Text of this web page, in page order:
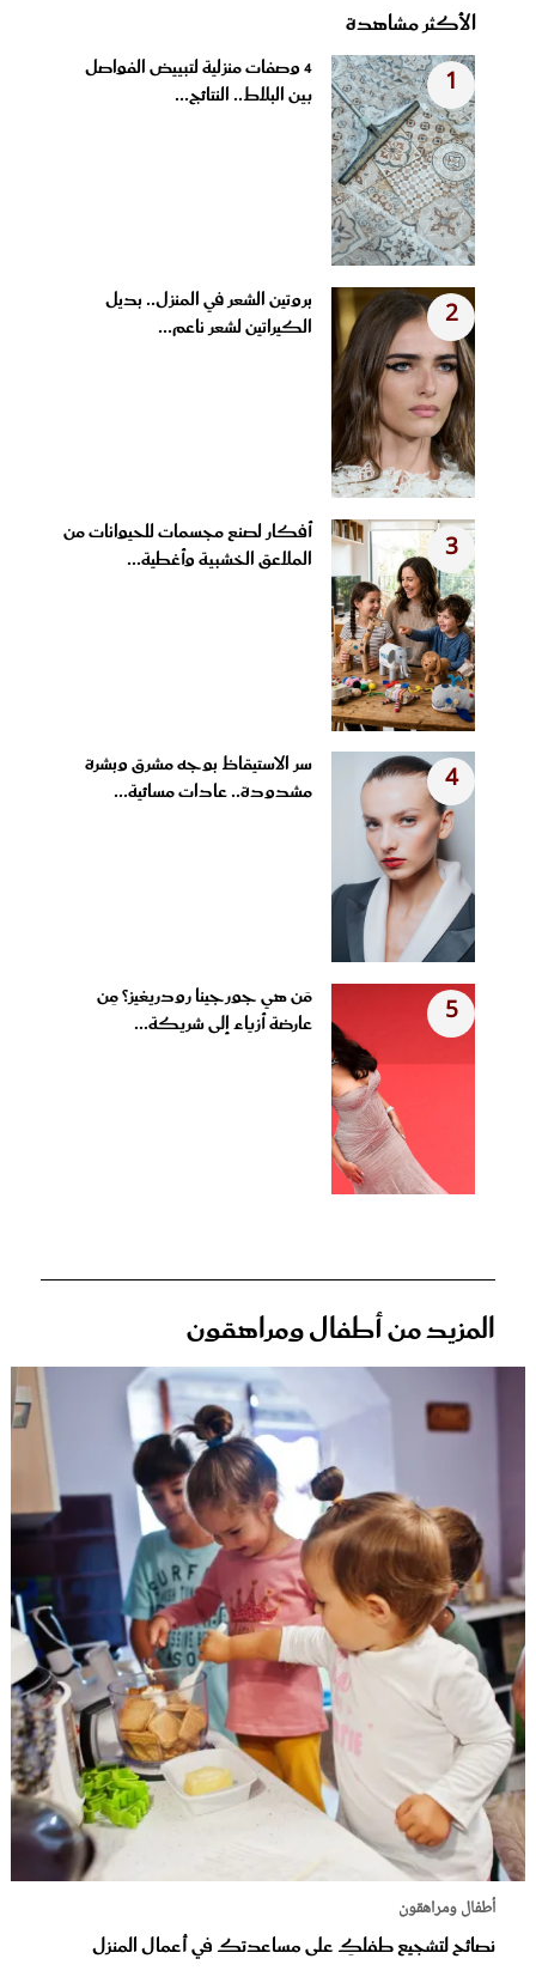
الأكثر مشاهدة
1
4 وصفات منزلية لتبييض الفواصل
بين البلاط.. النتائج...
2
بروتين الشعر في المنزل.. بديل
الكيراتين لشعر ناعم...
3
أفكار لصنع مجسمات للحيوانات من
الملاعق الخشبية وأغطية...
4
سر الاستيقاظ بوجه مشرق وبشرة
مشدودة.. عادات مسائية...
5
مَن هي جورجينا رودريغيز؟ مِن
عارضة أزياء إلى شريكة...
المزيد من أطفال ومراهقون
أطفال ومراهقون
نصائح لتشجيع طفلكِ على مساعدتك في أعمال المنزل